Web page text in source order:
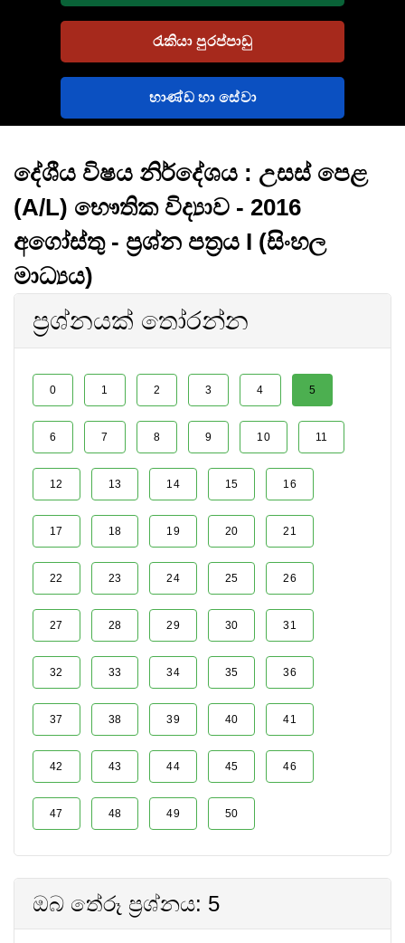
රැකියා පුරප්පාඩු
භාණ්ඩ හා සේවා
දේශීය විෂය නිර්දේශය : උසස් පෙළ
(A/L) භෞතික විද්‍යාව - 2016
අගෝස්තු - ප්‍රශ්න පත්‍රය I (සිංහල
මාධ්‍යය)
ප්‍රශ්නයක් තෝරන්න
0 1 2 3 4 5
6 7 8 9 10 11
12 13 14 15 16
17 18 19 20 21
22 23 24 25 26
27 28 29 30 31
32 33 34 35 36
37 38 39 40 41
42 43 44 45 46
47 48 49 50
ඔබ තේරූ ප්‍රශ්නය: 5